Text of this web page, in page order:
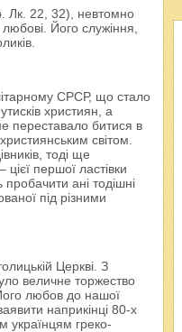
Лк. 22, 32), невтомно
любові. Його служіння,
СРСР, що стало
християн, а
переставало битися в
світом.
тоді ще
першої ластівки
ані тодішні
під різними
Церкві. З
величне торжество
любов до нашої
наприкінці 80-х
українцям греко-